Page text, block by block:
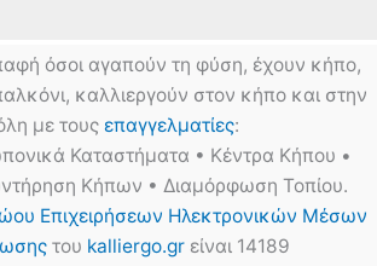
όσοι αγαπούν τη φύση, έχουν κήπο,
καλλιεργούν στον κήπο και στην
με τους επαγγελματίες:
Καταστήματα • Κέντρα Κήπου •
Κήπων • Διαμόρφωση Τοπίου.
Επιχειρήσεων Ηλεκτρονικών Μέσων
του kalliergo.grείναι 14189